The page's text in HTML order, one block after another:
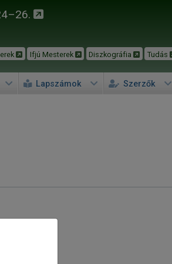
Ifjú Mesterek Diszkográfia Tudás
Lapszámok Szerzők